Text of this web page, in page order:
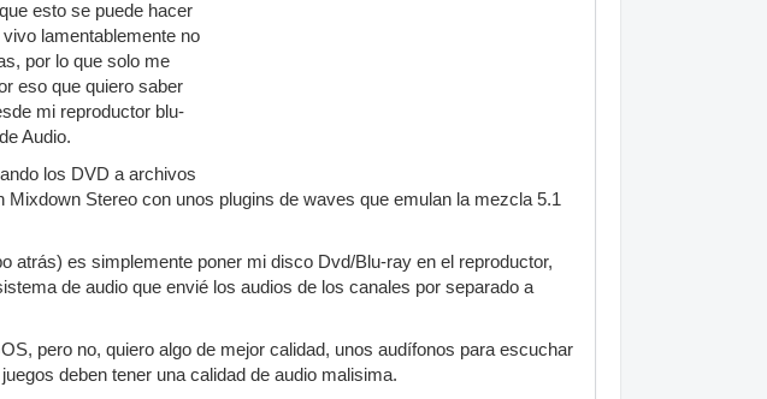
esto se puede hacer
lamentablemente no
por lo que solo me
eso que quiero saber
mi reproductor blu-
Audio.
los DVD a archivos
Stereo con unos plugins de waves que emulan la mezcla 5.1
atrás) es simplemente poner mi disco Dvd/Blu-ray en el reproductor,
de audio que envié los audios de los canales por separado a
pero no, quiero algo de mejor calidad, unos audífonos para escuchar
deben tener una calidad de audio malisima.